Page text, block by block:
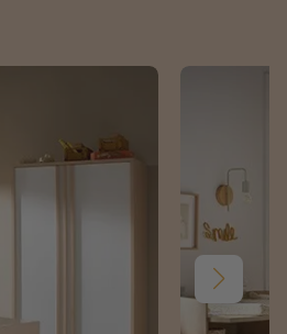
Weiter